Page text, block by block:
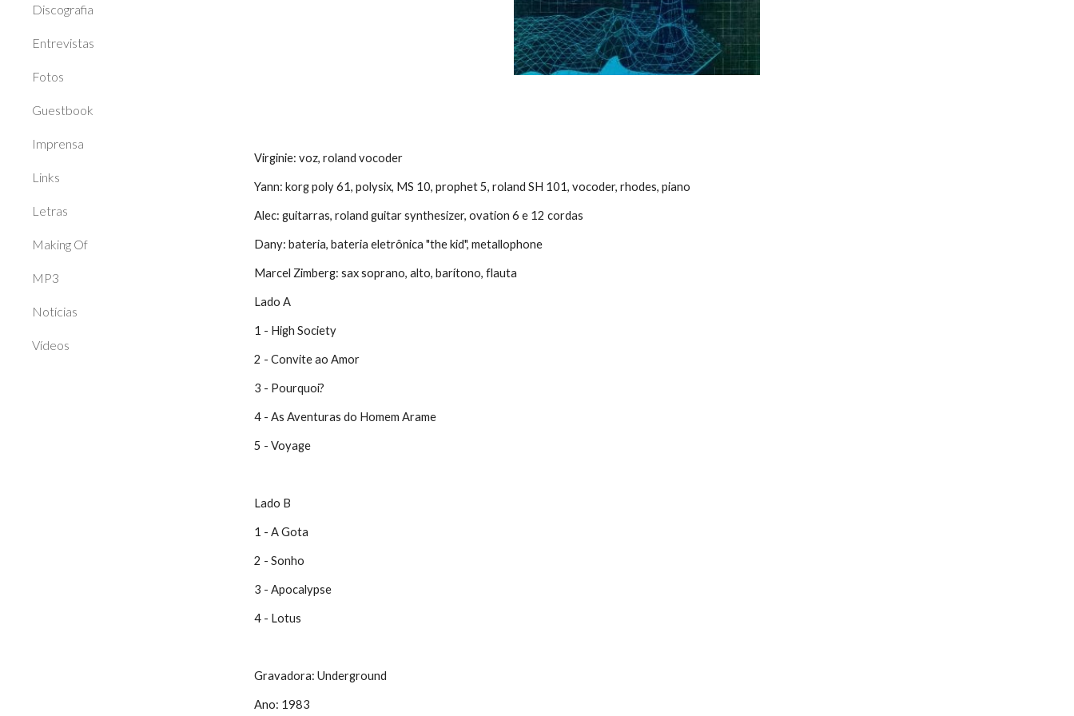
Discografia
Entrevistas
Fotos
Guestbook
Imprensa
Links
Letras
Making Of
MP3
Notícias
Vídeos
Virginie: voz, roland vocoder
Yann: korg poly 61, polysix, MS 10, prophet 5, roland SH 101, vocoder, rhodes, piano
Alec: guitarras, roland guitar synthesizer, ovation 6 e 12 cordas
Dany: bateria, bateria eletrônica "the kid", metallophone
Marcel Zimberg: sax soprano, alto, barítono, flauta
Lado A
1 - High Society
2 - Convite ao Amor
3 - Pourquoi?
4 - As Aventuras do Homem Arame
5 - Voyage
Lado B
1 - A Gota
2 - Sonho
3 - Apocalypse
4 - Lotus
Gravadora: Underground
Ano: 1983